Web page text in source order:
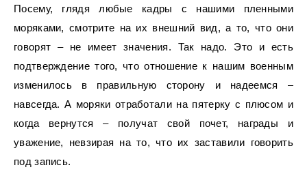
Посему, глядя любые кадры с нашими пленными
моряками, смотрите на их внешний вид, а то, что они
говорят – не имеет значения. Так надо. Это и есть
подтверждение того, что отношение к нашим военным
изменилось в правильную сторону и надеемся –
навсегда. А моряки отработали на пятерку с плюсом и
когда вернутся – получат свой почет, награды и
уважение, невзирая на то, что их заставили говорить
под запись.